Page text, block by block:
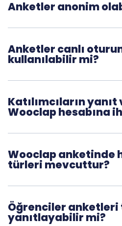
Anketler anonim
etmek için anketlerin anonim
Anketler canlı
kullanılabilir mi?
yanıt vermesi için eşzamansız
Katılımcıların
Wooclap hesabına
erişim kodu kullanarak yanıt
Wooclap anketinde
türleri mevcuttur?
yanıtlar ve kelime bulutlarını
Öğrenciler anketleri
yanıtlayabilir mi?